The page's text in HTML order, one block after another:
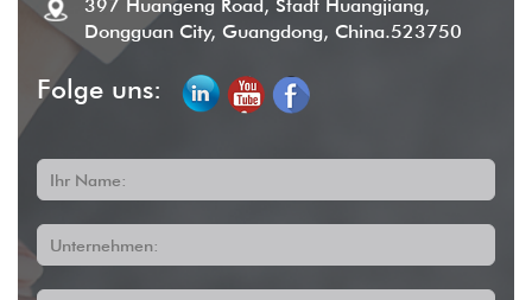
397 Huangeng Road, Stadt Huangjiang,
Dongguan City, Guangdong, China.523750
Folge uns:
Ihr Name:
Unternehmen: